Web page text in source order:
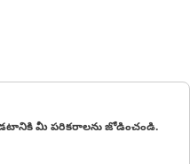
మీ పరికరాలను జోడించండి.